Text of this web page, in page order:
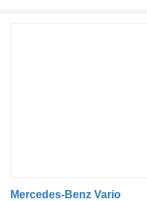
Mercedes-Benz Vario